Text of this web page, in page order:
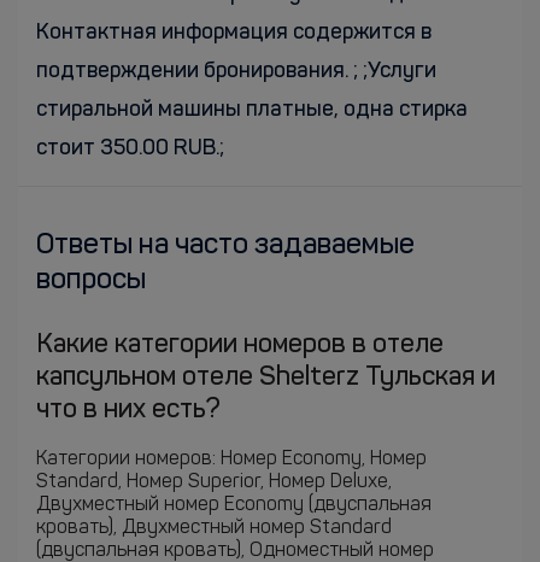
Контактная информация содержится в
подтверждении бронирования. ; ;Услуги
стиральной машины платные, одна стирка
стоит 350.00 RUB.;
Ответы на часто задаваемые
вопросы
Какие категории номеров в отеле
капсульном отеле Shelterz Тульская и
что в них есть?
Категории номеров: Номер Economy, Номер
Standard, Номер Superior, Номер Deluxe,
Двухместный номер Economy (двуспальная
кровать), Двухместный номер Standard
(двуспальная кровать), Одноместный номер